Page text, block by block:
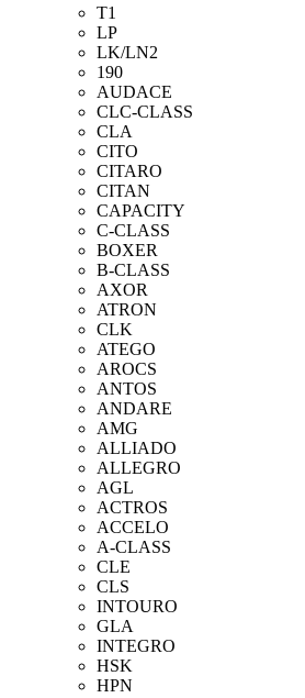
T1
LP
LK/LN2
190
AUDACE
CLC-CLASS
CLA
CITO
CITARO
CITAN
CAPACITY
C-CLASS
BOXER
B-CLASS
AXOR
ATRON
CLK
ATEGO
AROCS
ANTOS
ANDARE
AMG
ALLIADO
ALLEGRO
AGL
ACTROS
ACCELO
A-CLASS
CLE
CLS
INTOURO
GLA
INTEGRO
HSK
HPN